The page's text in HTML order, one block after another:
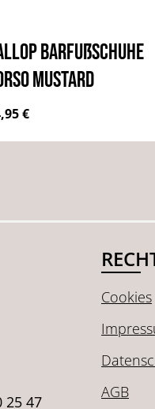
Barfußschuhe
mustard
Preis:
€
25 47
Cookies
AGB